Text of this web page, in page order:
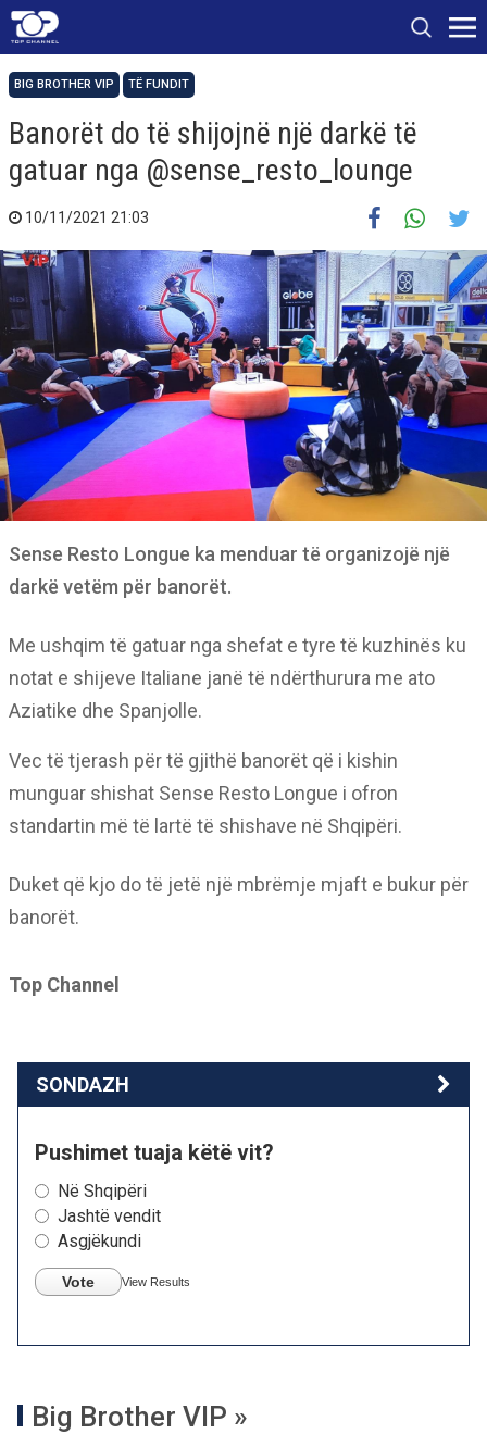
BIG BROTHER VIP TË FUNDIT
Banorët do të shijojnë një darkë të
gatuar nga @sense_resto_lounge
10/11/2021 21:03
Sense Resto Longue ka menduar të organizojë një
darkë vetëm për banorët.
Me ushqim të gatuar nga shefat e tyre të kuzhinës ku
notat e shijeve Italiane janë të ndërthurura me ato
Aziatike dhe Spanjolle.
Vec të tjerash për të gjithë banorët që i kishin
munguar shishat Sense Resto Longue i ofron
standartin më të lartë të shishave në Shqipëri.
Duket që kjo do të jetë një mbrëmje mjaft e bukur për
banorët.
Top Channel
SONDAZH
Pushimet tuaja këtë vit?
Në Shqipëri
Jashtë vendit
Asgjëkundi
Vote View Results
Big Brother VIP »